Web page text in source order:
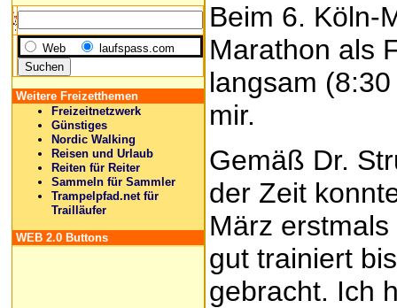
Web laufspass.com
Weitere Freizetthemen
Freizeitnetzwerk
Günstiges
Nordic Walking
Reisen und Urlaub
Reiten für Reiter
Sammeln für Sammler
Trampelpfad.net für
Trailläufer
WEB 2.0 Buttons
Beim 6. Köln-
Marathon als
langsam
mir.
Gemäß Dr.
der Zeit
März
gut trainiert
gebracht. Ich